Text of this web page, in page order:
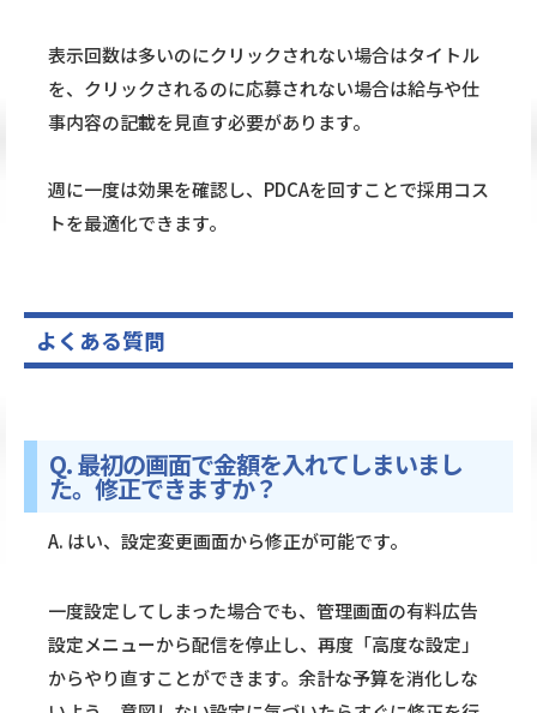
表示回数は多いのにクリックされない場合はタイトル
を、クリックされるのに応募されない場合は給与や仕
事内容の記載を見直す必要があります。
週に一度は効果を確認し、PDCAを回すことで採用コス
トを最適化できます。
よくある質問
Q. 最初の画面で金額を入れてしまいまし
た。修正できますか？
A. はい、設定変更画面から修正が可能です。
一度設定してしまった場合でも、管理画面の有料広告
設定メニューから配信を停止し、再度「高度な設定」
からやり直すことができます。余計な予算を消化しな